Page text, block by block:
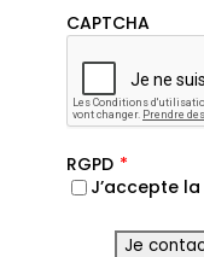
CAPTCHA
RGPD *
J’accepte